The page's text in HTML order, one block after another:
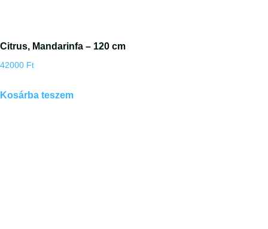
Citrus, Mandarinfa – 120 cm
42000 Ft
Kosárba teszem